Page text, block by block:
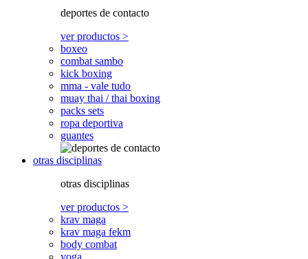
deportes de contacto
ver productos >
boxeo
combat sambo
kick boxing
mma - vale tudo
muay thai / thai boxing
packs sets
ropa deportiva
guantes
otras disciplinas
otras disciplinas
ver productos >
krav maga
krav maga fekm
body combat
yoga